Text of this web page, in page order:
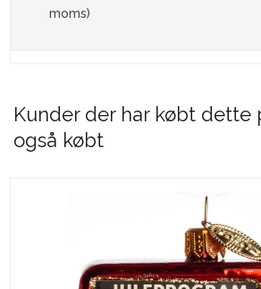
moms)
Kunder der har købt dette
også købt